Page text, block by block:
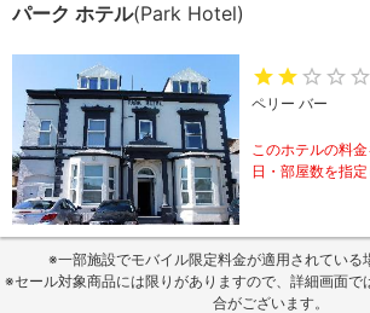
パーク ホテル(Park Hotel)
ペリー バー
このホテルの料
日・部屋数を指
※一部施設でモバイル限定料金が適用されている
※セール対象商品には限りがありますので、詳細画面で
合がございます。